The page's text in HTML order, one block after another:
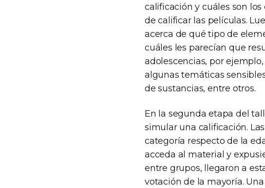
calificación y cuáles son
de calificar las películas.
acerca de qué tipo de
cuáles les parecían que
adolescencias, por
algunas temáticas
de sustancias, entre otros.
En la segunda etapa del
simular una calificación.
categoría respecto de la
acceda al material y
entre grupos, llegaron a
votación de la mayoría.